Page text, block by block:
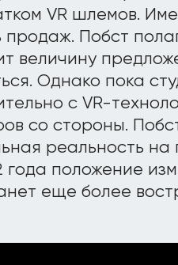
VR шлемов.
продаж. Побст
величину
Однако пока
с VR-
со стороны.
реальность
года положение
еще более